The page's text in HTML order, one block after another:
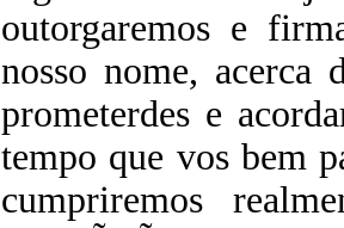
outorgaremos e
nosso nome, acerca
prometerdes e
tempo que vos bem
cumpriremos